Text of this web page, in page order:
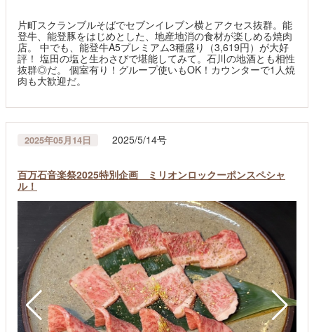
片町スクランブルそばでセブンイレブン横とアクセス抜群。能
登牛、能登豚をはじめとした、地産地消の食材が楽しめる焼肉
店。 中でも、能登牛A5プレミアム3種盛り（3,619円）が大好
評！ 塩田の塩と生わさびで堪能してみて。石川の地酒とも相性
抜群◎だ。 個室有り！グループ使いもOK！カウンターで1人焼
肉も大歓迎だ。
2025年05月14日 2025/5/14号
百万石音楽祭2025特別企画 ミリオンロックーポンスペシャ
ル！